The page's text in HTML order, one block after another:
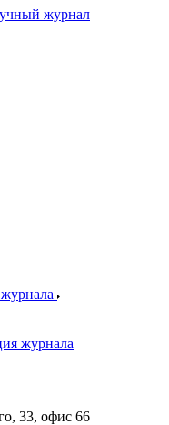
журнала
33, офис 66